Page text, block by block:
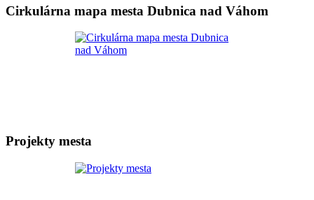
Cirkulárna mapa mesta Dubnica nad Váhom
Projekty mesta